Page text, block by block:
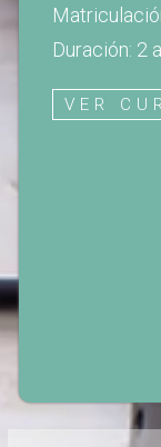
Duración: 2
VER